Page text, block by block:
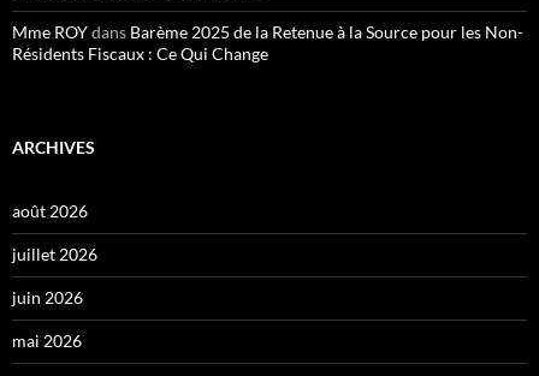
Mme ROYdans Barème 2025 de la Retenue à la Source pour les Non-
Résidents Fiscaux : Ce Qui Change
ARCHIVES
août 2026
juillet 2026
juin 2026
mai 2026